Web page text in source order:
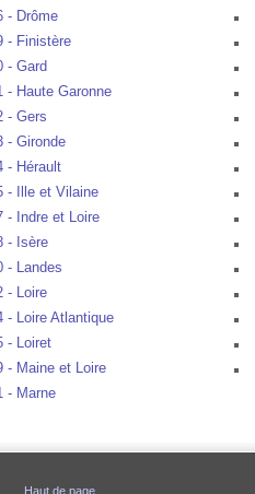
- Drôme
- Finistère
- Gard
- Haute Garonne
- Gers
- Gironde
- Hérault
- Ille et Vilaine
- Indre et Loire
- Isère
- Landes
- Loire
- Loire Atlantique
- Loiret
- Maine et Loire
- Marne
Haut de page